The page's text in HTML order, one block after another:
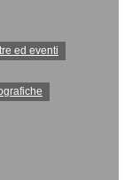
ed eventi